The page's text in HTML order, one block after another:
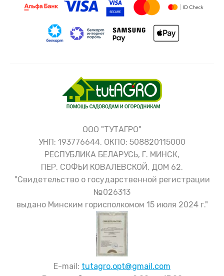
ООО "ТУТАГРО"
УНП: 193776644, ОКПО: 508820115000
РЕСПУБЛИКА БЕЛАРУСЬ, Г. МИНСК,
ПЕР. СОФЬИ КОВАЛЕВСКОЙ, ДОМ 62.
"Свидетельство о государственной регистрации
№026313
выдано Минским горисполкомом 15 июля 2024 г."
E-mail: tutagro.opt@gmail.com